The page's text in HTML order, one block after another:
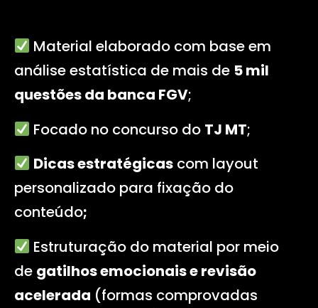
Material elaborado com base em
análise estatística de mais de 5 mil
questões da banca FGV;
Focado no concurso do TJ MT;
Dicas estratégicascom layout
personalizado para fixação do
conteúdo;
Estruturação do material por meio
de gatilhos emocionais e revisão
acelerada (formas comprovadas